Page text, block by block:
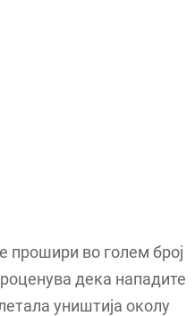
прошири во голем број
дека нападите
уништија околу